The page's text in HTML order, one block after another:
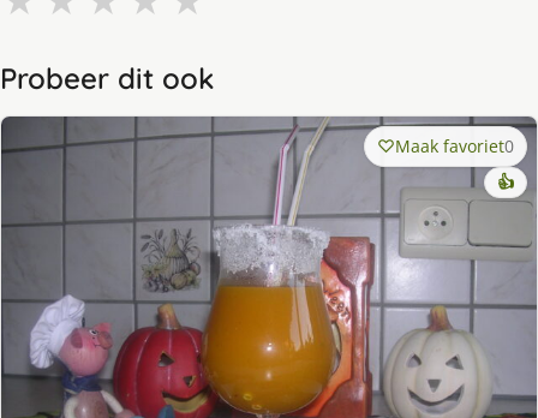
Probeer dit ook
Maak favoriet0
👍